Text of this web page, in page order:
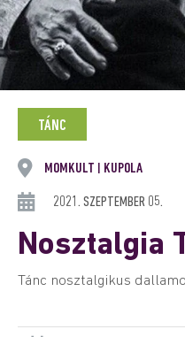
TÁNC
MOMKULT KUPOLA
2021. SZEPTEMBER 05.
Nosztalgia
Tánc nosztalgikus